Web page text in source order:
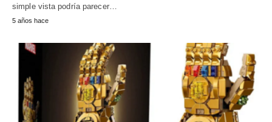
simple vista podría parecer…
5 años hace